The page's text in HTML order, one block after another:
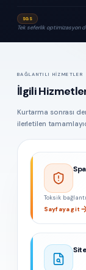
SGS
Tek seferlik optimizasyon
BAĞLANTILI HIZMETLER
İlgili
Kurtarma sonrası
ilerletilen
Toksik
Sayfaya git